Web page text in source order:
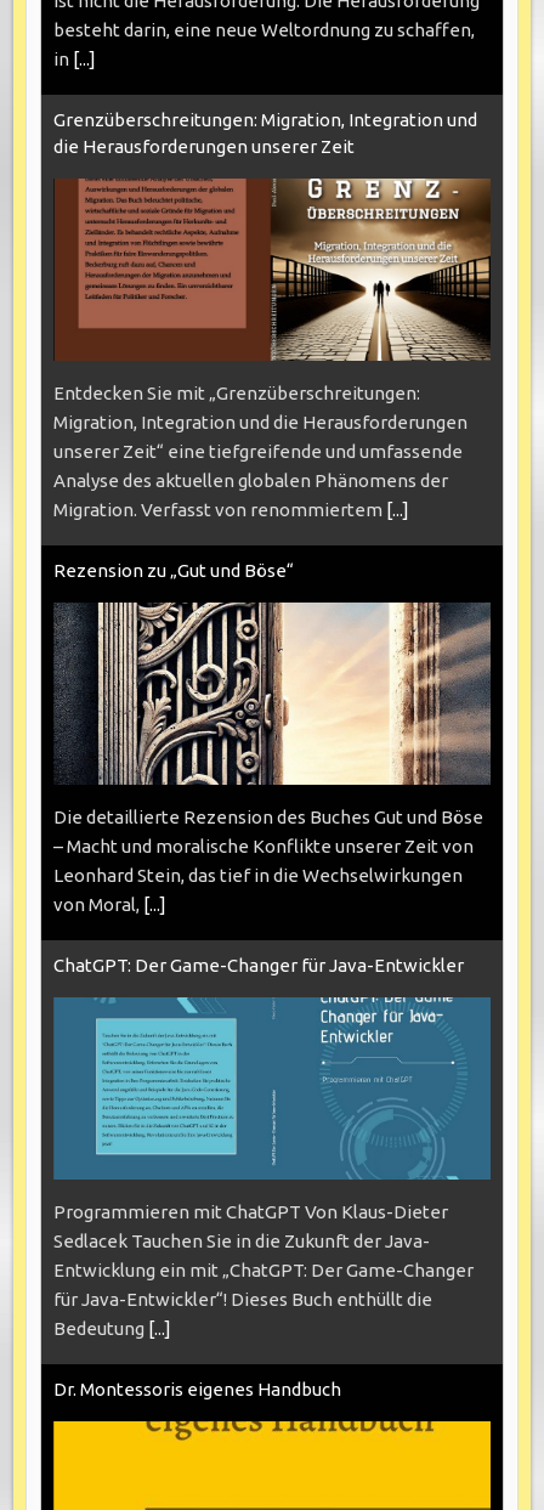
besteht darin, eine neue Weltordnung zu schaffen,
in [...]
Grenzüberschreitungen: Migration, Integration und
die Herausforderungen unserer Zeit
Entdecken Sie mit „Grenzüberschreitungen:
Migration, Integration und die Herausforderungen
unserer Zeit“ eine tiefgreifende und umfassende
Analyse des aktuellen globalen Phänomens der
Migration. Verfasst von renommiertem [...]
Rezension zu „Gut und Böse“
Die detaillierte Rezension des Buches Gut und Böse
– Macht und moralische Konflikte unserer Zeit von
Leonhard Stein, das tief in die Wechselwirkungen
von Moral, [...]
ChatGPT: Der Game-Changer für Java-Entwickler
Programmieren mit ChatGPT Von Klaus-Dieter
Sedlacek Tauchen Sie in die Zukunft der Java-
Entwicklung ein mit „ChatGPT: Der Game-Changer
für Java-Entwickler“! Dieses Buch enthüllt die
Bedeutung [...]
Dr. Montessoris eigenes Handbuch